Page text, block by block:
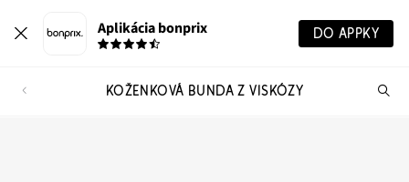
Aplikácia bonprix DO APPKY
KOŽENKOVÁ BUNDA Z VISKÓZY